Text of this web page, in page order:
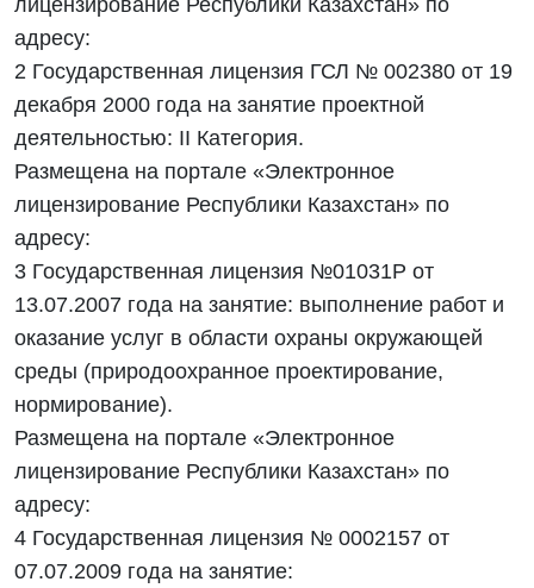
лицензирование Республики Казахстан» по
адресу:
2 Государственная лицензия ГСЛ № 002380 от 19
декабря 2000 года на занятие проектной
деятельностью: II Категория.
Размещена на портале «Электронное
лицензирование Республики Казахстан» по
адресу:
3 Государственная лицензия №01031Р от
13.07.2007 года на занятие: выполнение работ и
оказание услуг в области охраны окружающей
среды (природоохранное проектирование,
нормирование).
Размещена на портале «Электронное
лицензирование Республики Казахстан» по
адресу:
4 Государственная лицензия № 0002157 от
07.07.2009 года на занятие: